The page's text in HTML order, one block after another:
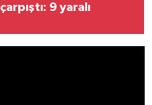
çarpıştı: 9 yaralı